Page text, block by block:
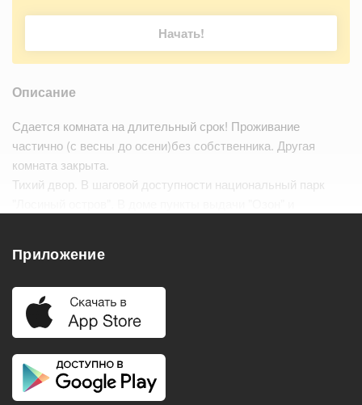
Начать!
Описание
Сдается комната на длительный срок! Проживание
частично (с весны до осени)без собственника. Другая
комната закрыта.
Тихий двор. В шаговой доступности национальный парк
Удобства
Балкон
Телевизор
Приложение